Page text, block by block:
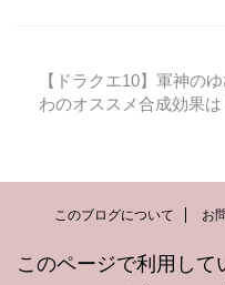
【ドラクエ10】軍神の
わのオススメ合成効果は
このブログについて お
このページで利用し